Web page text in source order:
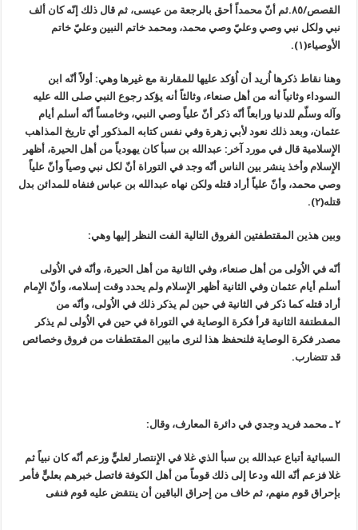
القصص/٨٥.
ثم أنّ محمداً أحق بالرجعة من عيسى، ثم قال ذلك إنّه كان ألف
نبي ولكل نبي وصي وعليّ وصي محمد، ومحمد خاتم النبين وعليّ خاتم
الأوصياء(١).
وهنا نقاط ذكرها اُريد أن اُؤكد عليها للمقارنة مع غيرها وهي: أولاً أنّه ابن
السوداء وثانياً أنه من أهل صنعاء، وثالثاً أنه يؤكد رجوع النبي صلى الله عليه
وآله وسلّم للدنيا ورابعاً أنّه ذكر أنّ علياً وصي النبي، وخامساً أنّه أسلم أيام
عثمان، وبعد ذلك نعود لأبي زهرة وفي نفس كتابه المذكور أي تاريخ المذاهب
الإِسلامية قال في مورد آخر: عبدالله بن سبأ كان يهودياً من أهل الحيرة، أظهر
الإِسلام وأخذ ينشر بين الناس أنّه وجد في التوراة أنّ لكل نبي وصياً وأنّ علياً
وصي محمد، وأنّ علياً أراد قتله ولكن نهاه عبدالله بن عباس فنفاه للمدائن بدل
قتله(٢).
وبين هذين المقتطفتين الفروق التالية الفت النظر إليها وهي:
أنّه في الاُولى من أهل صنعاء، وفي الثانية من أهل الحيرة، وأنّه في الاُولى
أسلم أيام عثمان وفي الثانية أظهر الإِسلام ولم يحدد وقت إسلامه، وأنّ الإِمام
أراد قتله كما ذكر في الثانية في حين لم يذكر ذلك في الاُولى، وأنّه من
المقطتفة الثانية قرأ فكرة الوصاية في التوراة في حين في الاُولى لم يذكر
مصدر فكرة الوصاية فلنحفظ هذا لنرى مابين المقتطفات من فروق وخصائص
قد تتضارب.
٢ ـ محمد فريد وجدي في دائرة المعارف، وقال:
السبائية أتباع عبدالله بن سبأ الذي غلا في الإِنتصار لعليٍّ وزعم أنّه كان نبياً ثم
غلا فزعم أنّه الله ودعا إلى ذلك قوماً من أهل الكوفة فاتصل خبرهم بعليٍّ فأمر
بإحراق قوم منهم، ثم خاف من إحراق الباقين أن ينتقض عليه قوم فنفى